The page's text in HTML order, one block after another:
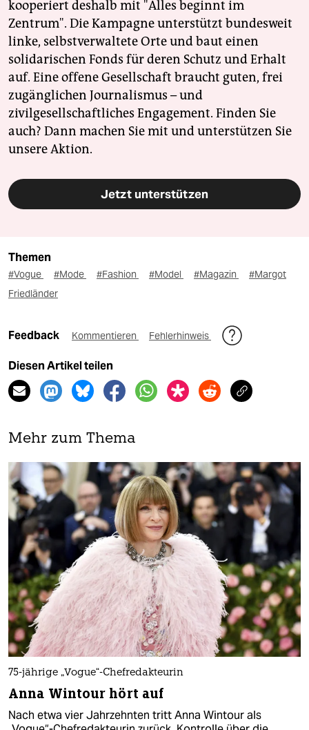
kooperiert deshalb mit "Alles beginnt im
Zentrum". Die Kampagne unterstützt bundesweit
linke, selbstverwaltete Orte und baut einen
solidarischen Fonds für deren Schutz und Erhalt
auf. Eine offene Gesellschaft braucht guten, frei
zugänglichen Journalismus – und
zivilgesellschaftliches Engagement. Finden Sie
auch? Dann machen Sie mit und unterstützen Sie
unsere Aktion.
Jetzt unterstützen
Themen
#Vogue #Mode #Fashion #Model #Magazin
#Margot
Friedländer
Feedback Kommentieren Fehlerhinweis
Diesen Artikel teilen
Mehr zum Thema
75-jährige „Vogue“-Chefredakteurin
Anna Wintour hört auf
Nach etwa vier Jahrzehnten tritt Anna Wintour als